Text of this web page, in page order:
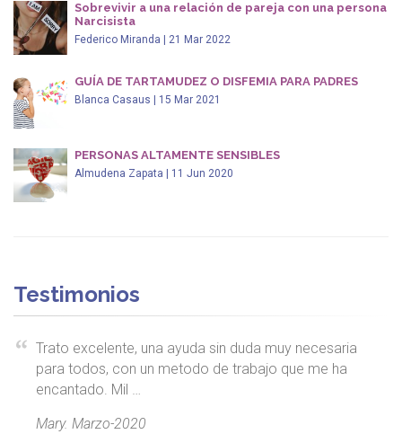
Sobrevivir a una relación de pareja con una persona
Narcisista
Federico Miranda | 21 Mar 2022
GUÍA DE TARTAMUDEZ O DISFEMIA PARA PADRES
Blanca Casaus | 15 Mar 2021
PERSONAS ALTAMENTE SENSIBLES
Almudena Zapata | 11 Jun 2020
Testimonios
Trato excelente, una ayuda sin duda muy necesaria
para todos, con un metodo de trabajo que me ha
encantado. Mil …
Mary. Marzo-2020